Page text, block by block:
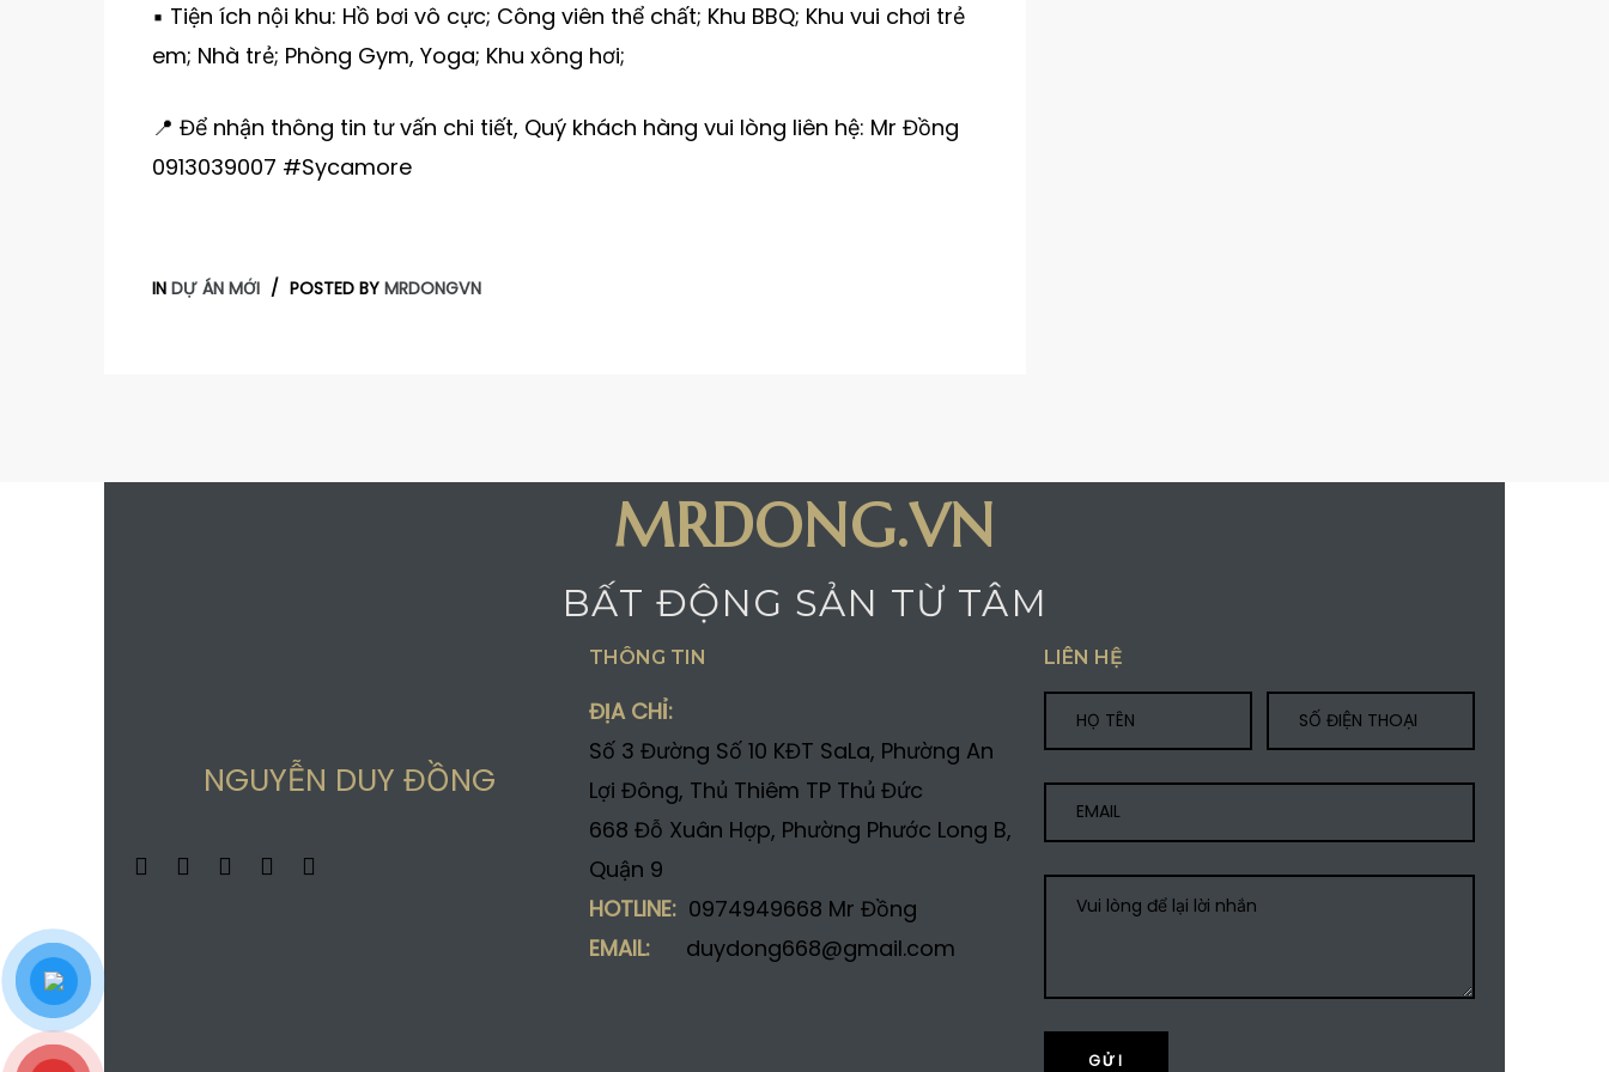
▪️ Tiện ích nội khu: Hồ bơi vô cực; Công viên thể chất; Khu BBQ; Khu vui chơi trẻ
em; Nhà trẻ; Phòng Gym, Yoga; Khu xông hơi;
📍 Để nhận thông tin tư vấn chi tiết, Quý khách hàng vui lòng liên hệ: Mr Đồng
0913039007 #Sycamore
IN DỰ ÁN MỚI POSTED BY MRDONGVN
MRDONG.VN
BẤT ĐỘNG SẢN TỪ TÂM
NGUYỄN DUY ĐỒNG
THÔNG TIN
ĐỊA CHỈ:
Số 3 Đường Số 10 KĐT SaLa, Phường An
Lợi Đông, Thủ Thiêm TP Thủ Đức
668 Đỗ Xuân Hợp, Phường Phước Long B,
Quận 9
HOTLINE:0974949668 Mr Đồng
EMAIL:duydong668@gmail.com
LIÊN HỆ